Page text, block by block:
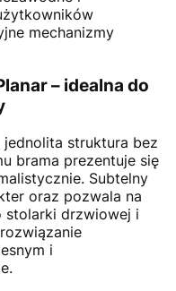
mechanizmy
– idealna do
jednolita struktura bez
brama prezentuje się
Subtelny
oraz pozwala na
stolarki drzwiowej i
i